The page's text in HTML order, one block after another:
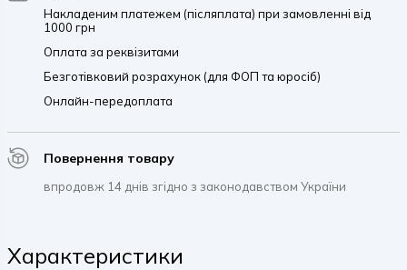
Накладеним платежем (післяплата) при замовленні від
1000 грн
Оплата за реквізитами
Безготівковий розрахунок (для ФОП та юросіб)
Онлайн-передоплата
Повернення товару
впродовж 14 днів згідно з законодавством України
Характеристики